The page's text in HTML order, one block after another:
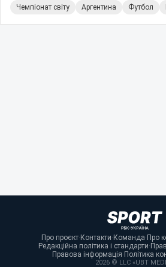
Чемпіонат світу Аргентина Футбол
Про проєкт·Контакти·Команда·Про
Редакційна політика і стандарти·
Правова інформація·Політика
2026 © LLC «UBT